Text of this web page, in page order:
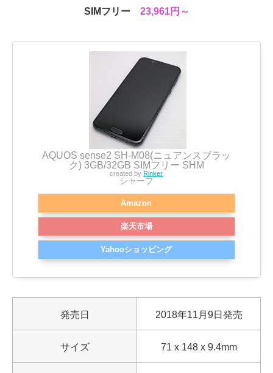
SIMフリー 23,961円～
AQUOS sense2 SH-M08(ニュアンスブラッ
ク) 3GB/32GB SIMフリー SHM
created byRinker
シャープ
Amazon
楽天市場
Yahooショッピング
発売日 2018年11月9日発売
サイズ 71 x 148 x 9.4mm